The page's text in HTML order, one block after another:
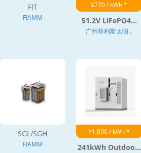
FIT
FIAMM
¥770 / kWh *
51.2V LiFePO4...
广州菲利斯太阳...
SGL/SGH
FIAMM
¥1,090 / kWh *
241kWh Outdoo...